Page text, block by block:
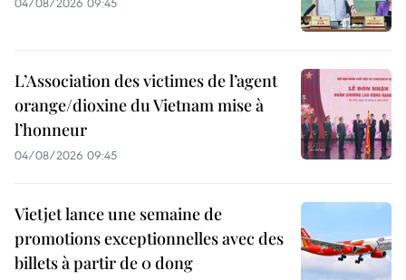
L’Association des victimes de l’agent
orange/dioxine du Vietnam mise à
l’honneur
04/08/2026 09:45
Vietjet lance une semaine de
promotions exceptionnelles avec des
billets à partir de 0 dong